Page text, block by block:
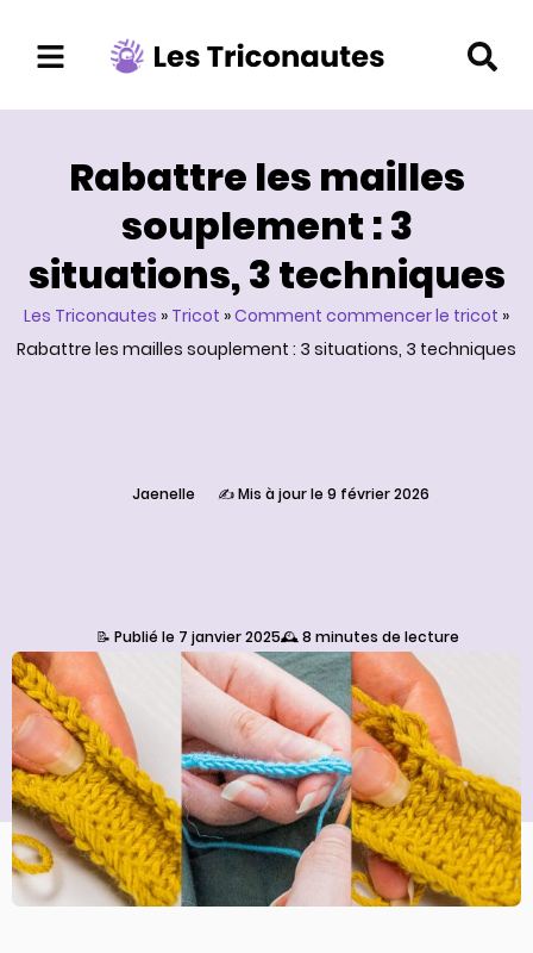
Aller
au
Rabattre les mailles
souplement : 3
situations, 3 techniques
Les Triconautes » Tricot »Comment commencer le tricot »
Rabattre les mailles souplement : 3 situations, 3 techniques
Jaenelle ✍️ Mis à jour le 9 février 2026
📝 Publié le 7 janvier 2025🕰️ 8 minutes de lecture